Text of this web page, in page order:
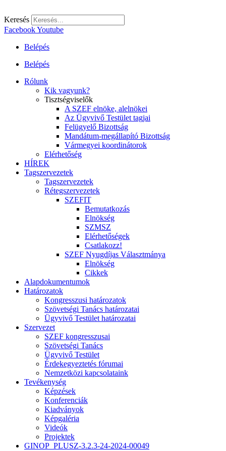
Keresés
FacebookYoutube
Belépés
Belépés
Rólunk
Kik vagyunk?
Tisztségviselők
A SZEF elnöke, alelnökei
Az Ügyvivő Testület tagjai
Felügyelő Bizottság
Mandátum-megállapító Bizottság
Vármegyei koordinátorok
Elérhetőség
HÍREK
Tagszervezetek
Tagszervezetek
Rétegszervezetek
SZEFIT
Bemutatkozás
Elnökség
SZMSZ
Elérhetőségek
Csatlakozz!
SZEF Nyugdíjas Választmánya
Elnökség
Cikkek
Alapdokumentumok
Határozatok
Kongresszusi határozatok
Szövetségi Tanács határozatai
Ügyvivő Testület határozatai
Szervezet
SZEF kongresszusai
Szövetségi Tanács
Ügyvivő Testület
Érdekegyeztetés fórumai
Nemzetközi kapcsolataink
Tevékenység
Képzések
Konferenciák
Kiadványok
Képgaléria
Videók
Projektek
GINOP_PLUSZ-3.2.3-24-2024-00049